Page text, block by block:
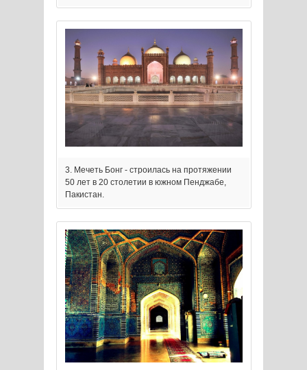
3. Мечеть Бонг - строилась на протяжении
50 лет в 20 столетии в южном Пенджабе,
Пакистан.